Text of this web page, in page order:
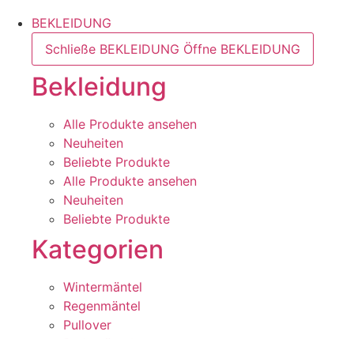
BEKLEIDUNG
Schließe BEKLEIDUNG Öffne BEKLEIDUNG
Bekleidung
Alle Produkte ansehen
Neuheiten
Beliebte Produkte
Alle Produkte ansehen
Neuheiten
Beliebte Produkte
Kategorien
Wintermäntel
Regenmäntel
Pullover